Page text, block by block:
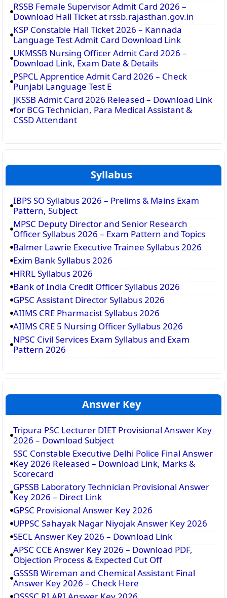
RSSB Female Supervisor Admit Card 2026 –
Download Hall Ticket at rssb.rajasthan.gov.in
KSP Constable Hall Ticket 2026 – Kannada
Language Test Admit Card Download Link
UKMSSB Nursing Officer Admit Card 2026 –
Download Link, Exam Date & Details
PSPCL Apprentice Admit Card 2026 – Check
Punjabi Language Test E
JKSSB Admit Card 2026 Released – Download Link
for BCG Technician, Para Medical Assistant &
CSSD Attendant
Syllabus
IBPS SO Syllabus 2026 – Prelims & Mains Exam
Pattern, Subject
MPSC Deputy Director and Senior Research
Officer Syllabus 2026 – Exam Pattern and Topics
Balmer Lawrie Executive Trainee Syllabus 2026
Exim Bank Syllabus 2026
HRRL Syllabus 2026
Bank of India Credit Officer Syllabus 2026
GPSC Assistant Director Syllabus 2026
AIIMS CRE Pharmacist Syllabus 2026
AIIMS CRE 5 Nursing Officer Syllabus 2026
NPSC Civil Services Exam Syllabus and Exam
Pattern 2026
Answer Key
Tripura PSC Lecturer DIET Provisional Answer Key
2026 – Download Subject
SSC Constable Executive Delhi Police Final Answer
Key 2026 Released – Download Link, Marks &
Scorecard
GPSSB Laboratory Technician Provisional Answer
Key 2026 – Direct Link
GPSC Provisional Answer Key 2026
UPPSC Sahayak Nagar Niyojak Answer Key 2026
SECL Answer Key 2026 – Download Link
APSC CCE Answer Key 2026 – Download PDF,
Objection Process & Expected Cut Off
GSSSB Wireman and Chemical Assistant Final
Answer Key 2026 – Check Here